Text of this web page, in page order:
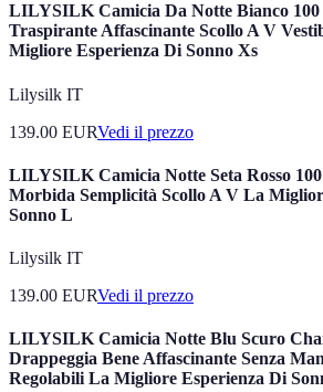
LILYSILK Camicia Da Notte Bianco 100
Traspirante Affascinante Scollo A V
Migliore Esperienza Di Sonno Xs
Lilysilk IT
139.00 EURVedi il prezzo
LILYSILK Camicia Notte Seta Rosso
Morbida Semplicità Scollo A V La
Sonno L
Lilysilk IT
139.00 EURVedi il prezzo
LILYSILK Camicia Notte Blu Scuro
Drappeggia Bene Affascinante Senza
Regolabili La Migliore Esperienza Di